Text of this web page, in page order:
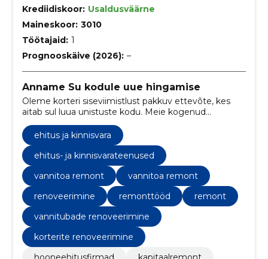
Krediidiskoor: Usaldusväärne
Maineskoor: 3010
Töötajaid: 1
Prognooskäive (2026): –
Anname Su kodule uue hingamise
Oleme korteri siseviimistlust pakkuv ettevõte, kes
aitab sul luua unistuste kodu. Meie kogenud
meeskond aitab sul muuta oma korteri täielikult
uueks ja kaasaegseks elamispinnaks.
ehitus ja kinnisvara
ehitus- ja kinnisvarateenused
vannitoa remont
vannitoa remont
renoveerimine
remonttööd
remont
vannitubade renoveerimine
korterite renoveerimine